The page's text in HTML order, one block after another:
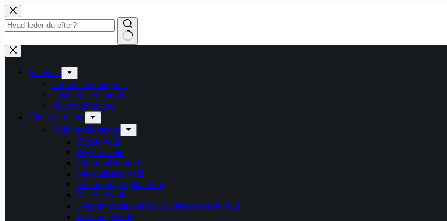
Fortsæt
til
indhold
Få hjælp
Tal med en rådgiver
Chat med en rådgiver
Sig det til nogen
Viden om vold
Vold mod kvinder
Fysisk vold
Psykisk vold
Økonomisk vold
Seksualiseret vold
Stalking og digital vold
Materiel vold
Negativ social kontrol og æresrelateret vold
Kvælningsvold